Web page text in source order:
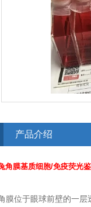
产品介绍
角膜基质细胞/免疫荧光
膜位于眼球前壁的一